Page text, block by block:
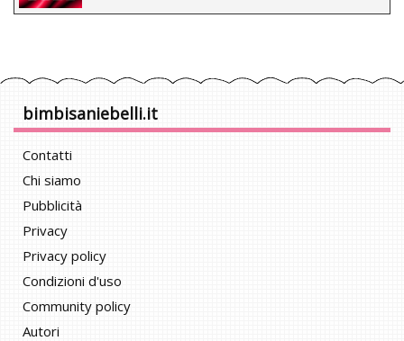
bimbisaniebelli.it
Contatti
Chi siamo
Pubblicità
Privacy
Privacy policy
Condizioni d'uso
Community policy
Autori